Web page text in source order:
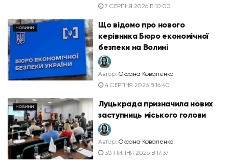
7 СЕРПНЯ 2026 В 10:00
НОВИНИ
Що відомо про нового
керівника Бюро економічної
безпеки на Волині
Автор: Оксана Коваленко
4 СЕРПНЯ 2026 В 16:40
НОВИНИ
Луцькрада призначила нових
заступниць міського голови
Автор: Оксана Коваленко
30 ЛИПНЯ 2026 В 17:37